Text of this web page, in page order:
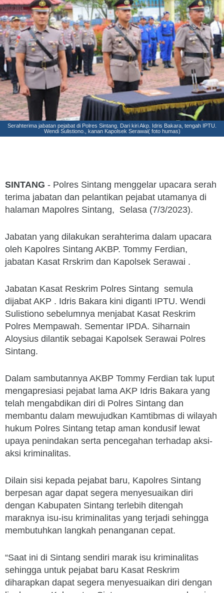
Serahterima jabatan pejabat di Polres Sintang. Dari kiri Akp. Idris Bakara, tengah IPTU.
Wendi Sulistiono., kanan Kapolsek Serawai( foto humas)
SINTANG - Polres Sintang menggelar upacara serah
terima jabatan dan pelantikan pejabat utamanya di
halaman Mapolres Sintang, Selasa (7/3/2023).
Jabatan yang dilakukan serahterima dalam upacara
oleh Kapolres Sintang AKBP. Tommy Ferdian,
jabatan Kasat Rrskrim dan Kapolsek Serawai .
Jabatan Kasat Reskrim Polres Sintang semula
dijabat AKP . Idris Bakara kini diganti IPTU. Wendi
Sulistiono sebelumnya menjabat Kasat Reskrim
Polres Mempawah. Sementar IPDA. Siharnain
Aloysius dilantik sebagai Kapolsek Serawai Polres
Sintang.
Dalam sambutannya AKBP Tommy Ferdian tak luput
mengapresiasi pejabat lama AKP Idris Bakara yang
telah mengabdikan diri di Polres Sintang dan
membantu dalam mewujudkan Kamtibmas di wilayah
hukum Polres Sintang tetap aman kondusif lewat
upaya penindakan serta pencegahan terhadap aksi-
aksi kriminalitas.
Dilain sisi kepada pejabat baru, Kapolres Sintang
berpesan agar dapat segera menyesuaikan diri
dengan Kabupaten Sintang terlebih ditengah
maraknya isu-isu kriminalitas yang terjadi sehingga
membutuhkan langkah penanganan cepat.
“Saat ini di Sintang sendiri marak isu kriminalitas
sehingga untuk pejabat baru Kasat Reskrim
diharapkan dapat segera menyesuaikan diri dengan